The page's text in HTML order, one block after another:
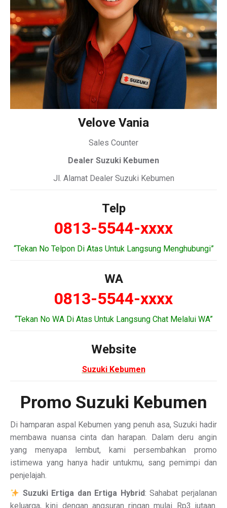
Velove Vania
Sales Counter
Dealer Suzuki Kebumen
Jl. Alamat Dealer Suzuki Kebumen
Telp
0813-5544-xxxx
“Tekan No Telpon Di Atas Untuk Langsung Menghubungi”
WA
0813-5544-xxxx
“Tekan No WA Di Atas Untuk Langsung Chat Melalui WA”
Website
Suzuki Kebumen
Promo Suzuki Kebumen
Di hamparan aspal Kebumen yang penuh asa, Suzuki hadir
membawa nuansa cinta dan harapan. Dalam deru angin
yang menyapa lembut, kami persembahkan promo
istimewa yang hanya hadir untukmu, sang pemimpi dan
penjelajah.
Suzuki Ertiga dan Ertiga Hybrid: Sahabat perjalanan
keluarga, kini dengan angsuran ringan mulai Rp3 jutaan.